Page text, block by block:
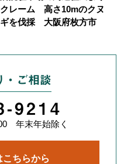
クレーム 高さ10mのクヌ
ギを伐採 大阪府枚方市
・ご相談
9214
年末年始除く
こちらから